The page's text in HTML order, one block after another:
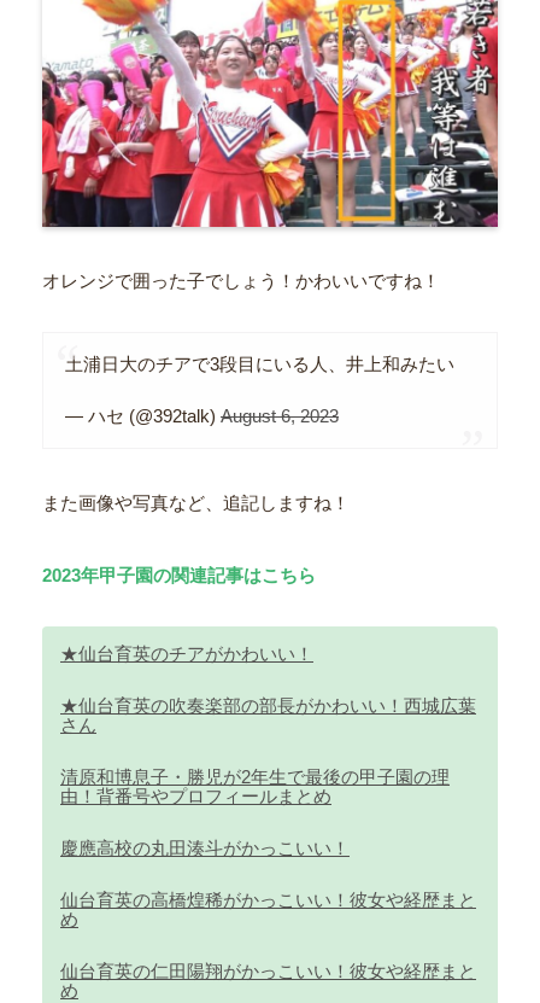
オレンジで囲った子でしょう！かわいいですね！
土浦日大のチアで3段目にいる人、井上和みたい
— ハセ (@392talk) August 6, 2023
また画像や写真など、追記しますね！
2023年甲子園の関連記事はこちら
★仙台育英のチアがかわいい！
★仙台育英の吹奏楽部の部長がかわいい！西城広葉
さん
清原和博息子・勝児が2年生で最後の甲子園の理
由！背番号やプロフィールまとめ
慶應高校の丸田湊斗がかっこいい！
仙台育英の高橋煌稀がかっこいい！彼女や経歴まと
め
仙台育英の仁田陽翔がかっこいい！彼女や経歴まと
め